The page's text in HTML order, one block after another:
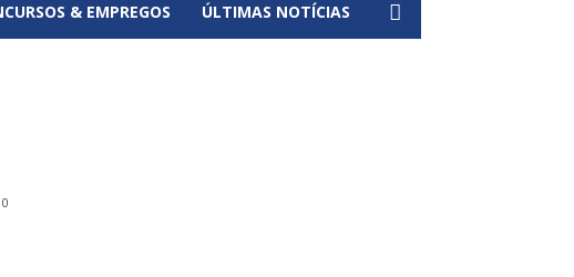
& EMPREGOS ÚLTIMAS NOTÍCIAS
0